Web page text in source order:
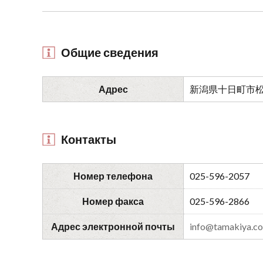
Общие сведения
Адрес 新潟県十日町市
Контакты
Номер телефона 025-596-2057
Номер факса 025-596-2866
Адрес электронной почты